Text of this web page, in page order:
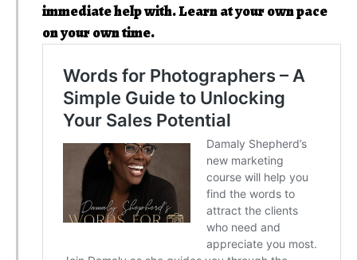
immediate help with. Learn at your own pace
on your own time.